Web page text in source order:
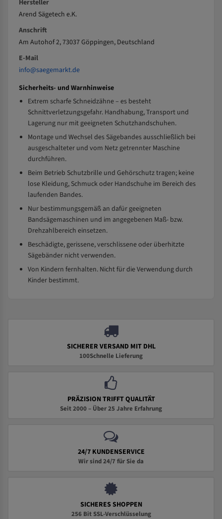
Hersteller
Arend Sägetech e.K.
Anschrift
Am Autohof 2, 73037 Göppingen, Deutschland
E-Mail
info@saegemarkt.de
Sicherheits- und Warnhinweise
Extrem scharfe Schneidzähne – es besteht
Schnittverletzungsgefahr. Handhabung, Transport und
Lagerung nur mit geeigneten Schutzhandschuhen.
Montage und Wechsel des Sägebandes ausschließlich bei
ausgeschalteter und vom Netz getrennter Maschine
durchführen.
Beim Betrieb Schutzbrille und Gehörschutz tragen; keine
lose Kleidung, Schmuck oder Handschuhe im Bereich des
laufenden Bandes.
Nur bestimmungsgemäß an dafür geeigneten
Bandsägemaschinen und im angegebenen Maß- bzw.
Drehzahlbereich einsetzen.
Beschädigte, gerissene, verschlissene oder überhitzte
Sägebänder nicht verwenden.
Von Kindern fernhalten. Nicht für die Verwendung durch
Kinder bestimmt.
SICHERER VERSAND MIT DHL
100Schnelle Lieferung
PRÄZISION TRIFFT QUALITÄT
Seit 2000 – Über 25 Jahre Erfahrung
24/7 KUNDENSERVICE
Wir sind 24/7 für Sie da
SICHERES SHOPPEN
256 Bit SSL-Verschlüsselung